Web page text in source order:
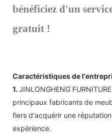
bénéficiez d'un
gratuit !
Caractéristiques de
1. JINLONGHENG
principaux fabricants de
fiers d'acquérir une
expérience.